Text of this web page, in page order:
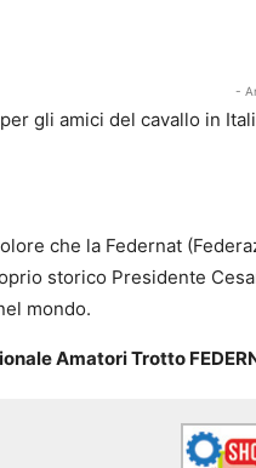
-
gli amici del cavallo in
che la Federnat
storico Presidente
mondo.
Amatori Trotto